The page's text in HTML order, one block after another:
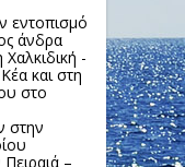
εντοπισμό
άνδρα
-
και στη
στο
στην
–